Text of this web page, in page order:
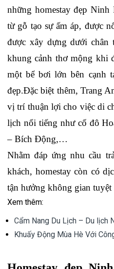
những homestay đẹp
từ gỗ tạo sự ấm áp, được
được xây dựng dưới chân
khung cảnh thơ mộng khi
một bể bơi lớn bên cạnh
đẹp.Đặc biệt thêm, Trang
vị trí thuận lợi cho việc di
lịch nổi tiếng như cố đô
– Bích Động,…
Nhằm đáp ứng nhu cầu
khách, homestay còn có
tận hưởng không gian
Xem thêm:
Cẩm Nang Du Lịch – Du lịch
Khuấy Động Mùa Hè Với